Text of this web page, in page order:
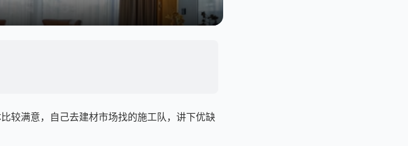
较满意，自己去建材市场找的施工队，讲下优缺